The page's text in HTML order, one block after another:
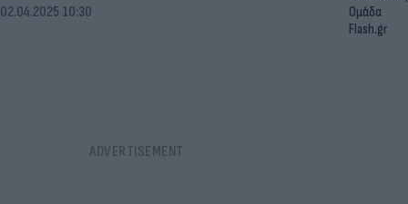
02.04.2025 10:30
Ομάδα
Flash.gr